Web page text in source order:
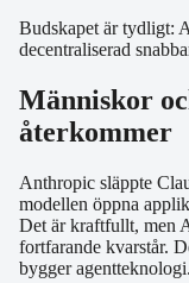
Budskapet är tydligt:
decentraliserad
Människor
återkommer
Anthropic släppte
modellen öppna
Det är kraftfullt, men
fortfarande kvarstår.
bygger agentteknologi.